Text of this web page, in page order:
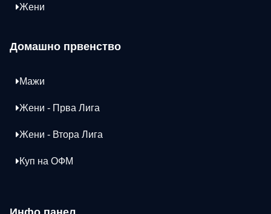
Жени
Домашно првенство
Мажи
Жени - Прва Лига
Жени - Втора Лига
Куп на ОФМ